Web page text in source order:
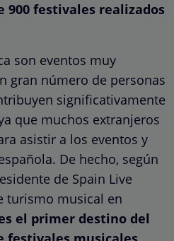
900 festivales realizados
son eventos muy
gran número de personas
significativamente
que muchos extranjeros
asistir a los eventos y
De hecho, según
de Spain Live
turismo musical en
el primer destino del